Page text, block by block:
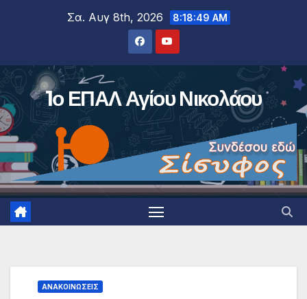
Σα. Αυγ 8th, 2026 8:18:50 AM
1ο ΕΠΑΛ Αγίου Νικολάου
ΑΝΑΚΟΙΝΏΣΕΙΣ